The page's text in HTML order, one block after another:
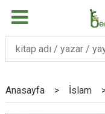
Anasayfa > İslam